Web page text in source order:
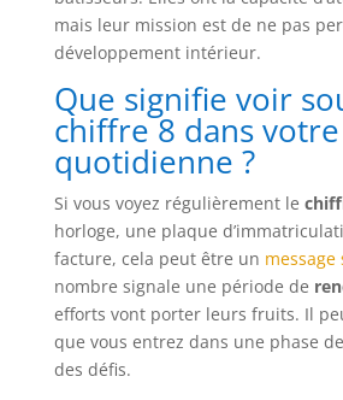
mais leur mission est de ne pas
développement intérieur.
Que signifie voir
chiffre 8 dans
quotidienne ?
Si vous voyez régulièrement le
horloge, une plaque
facture, cela peut être un
nombre signale une période de
efforts vont porter leurs fruits. Il
que vous entrez dans une phase de
des défis.